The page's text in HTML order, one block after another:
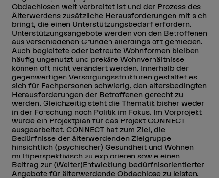
Obdachlosen weit verbreitet ist und der Prozess des
Älterwerdens zusätzliche Herausforderungen mit sich
bringt, die einen Unterstützungsbedarf erfordern.
Unterstützungsangebote werden von den Betroffenen
aus verschiedenen Gründen allerdings oft gemieden.
Auch begleitete oder betreute Wohnformen bleiben
häufig ungenutzt und prekäre Wohnverhältnisse
können oft nicht verändert werden. Innerhalb der
gegenwertigen Versorgungsstrukturen gestaltet es
sich für Fachpersonen schwierig, den altersbedingten
Herausforderungen der Betroffenen gerecht zu
werden. Gleichzeitig steht die Thematik bisher weder
in der Forschung noch Politik im Fokus. Im Vorprojekt
wurde ein Projektplan für das Projekt CONNECT
ausgearbeitet. CONNECT hat zum Ziel, die
Bedürfnisse der älterwerdenden Zielgruppe
hinsichtlich (psychischer) Gesundheit und Wohnen
multiperspektivisch zu explorieren sowie einen
Beitrag zur (Weiter)Entwicklung bedürfnisorientierter
Angebote für älterwerdende Obdachlose zu leisten.